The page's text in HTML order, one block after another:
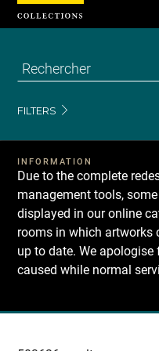
FILTERS
INFORMATION
Due to the complete
management tools,
displayed in our online
rooms in which artworks
up to date. We
caused while normal
Recherche
Cookies management panel